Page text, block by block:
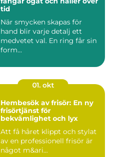
tid
När smycken skapas för
hand blir varje detalj ett
medvetet val. En ring får sin
form...
01. okt
Hembesök av frisör: En ny
frisörtjänst för
bekvämlighet och lyx
Att få håret klippt och stylat
av en professionell frisör är
något m&ari...